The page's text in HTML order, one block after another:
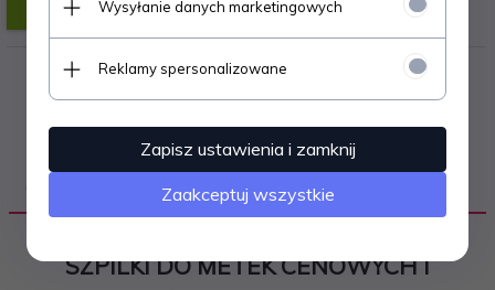
OPIS PRODUKTU
SZPILKI DO METEK CENOWYCH I
Wysyłanie danych marketingowych
Reklamy spersonalizowane
Zapisz ustawienia i zamknij
Zaakceptuj wszystkie